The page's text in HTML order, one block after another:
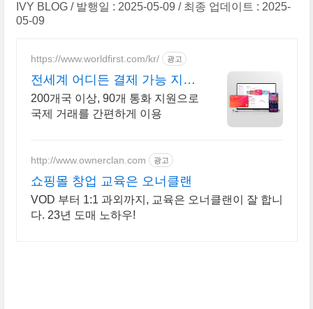
IVY BLOG 발행일 : 2025-05-09
최종 업데이트 : 2025-
05-09
https://www.worldfirst.com/kr/ 광고
전세계 어디든 결제 가능 지금
가입하면 100$ 지원
200개국 이상, 90개 통화 지원으로
국제 거래를 간편하게 이용
http://www.ownerclan.com 광고
쇼핑몰 창업 교육은 오너클랜
VOD 부터 1:1 과외까지, 교육은 오너클랜이 잘 합니
다. 23년 도매 노하우!